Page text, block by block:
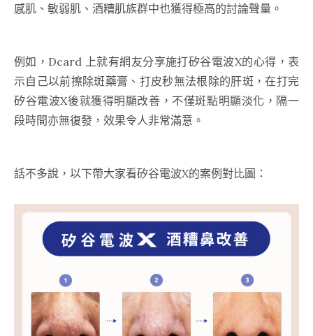
感肌、敏弱肌、酒糟肌族群中也獲得極高的討論聲量。
例如，Dcard 上就有網友分享施打矽谷電波X的心得，表
示自己以前擦除斑藥膏、打皮秒無法根除的肝斑，在打完
矽谷電波X後就獲得明顯改善，不僅斑點明顯淡化，隔一
段時間亦無復發，效果令人非常滿意。
話不多說，以下帶大家看矽谷電波X的案例對比圖：